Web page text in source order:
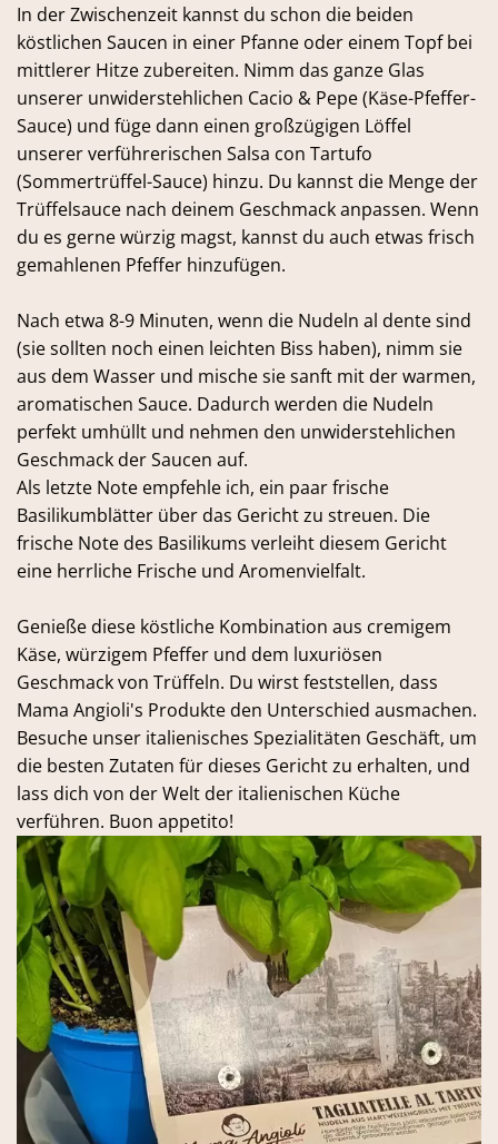
In der Zwischenzeit kannst du schon die beiden
köstlichen Saucen in einer Pfanne oder einem Topf bei
mittlerer Hitze zubereiten. Nimm das ganze Glas
unserer unwiderstehlichen Cacio & Pepe (Käse-Pfeffer-
Sauce) und füge dann einen großzügigen Löffel
unserer verführerischen Salsa con Tartufo
(Sommertrüffel-Sauce) hinzu. Du kannst die Menge der
Trüffelsauce nach deinem Geschmack anpassen. Wenn
du es gerne würzig magst, kannst du auch etwas frisch
gemahlenen Pfeffer hinzufügen.
Nach etwa 8-9 Minuten, wenn die Nudeln al dente sind
(sie sollten noch einen leichten Biss haben), nimm sie
aus dem Wasser und mische sie sanft mit der warmen,
aromatischen Sauce. Dadurch werden die Nudeln
perfekt umhüllt und nehmen den unwiderstehlichen
Geschmack der Saucen auf.
Als letzte Note empfehle ich, ein paar frische
Basilikumblätter über das Gericht zu streuen. Die
frische Note des Basilikums verleiht diesem Gericht
eine herrliche Frische und Aromenvielfalt.
Genieße diese köstliche Kombination aus cremigem
Käse, würzigem Pfeffer und dem luxuriösen
Geschmack von Trüffeln. Du wirst feststellen, dass
Mama Angioli's Produkte den Unterschied ausmachen.
Besuche unser italienisches Spezialitäten Geschäft, um
die besten Zutaten für dieses Gericht zu erhalten, und
lass dich von der Welt der italienischen Küche
verführen. Buon appetito!